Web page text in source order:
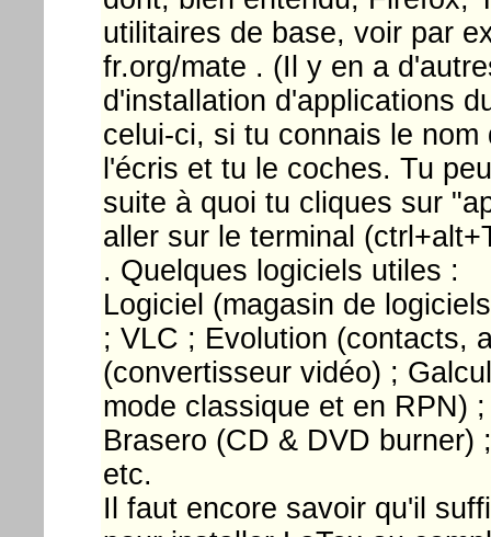
utilitaires de base, voir par
fr.org/mate . (Il y en a
d'installation d'applications
celui-ci, si tu connais le
l'écris et tu le coches. Tu
suite à quoi tu cliques sur
aller sur le terminal
. Quelques logiciels utiles :
Logiciel (magasin de
; VLC ; Evolution (contacts,
(convertisseur vidéo) ;
mode classique et en RPN)
Brasero (CD & DVD burner)
etc.
Il faut encore savoir qu'il